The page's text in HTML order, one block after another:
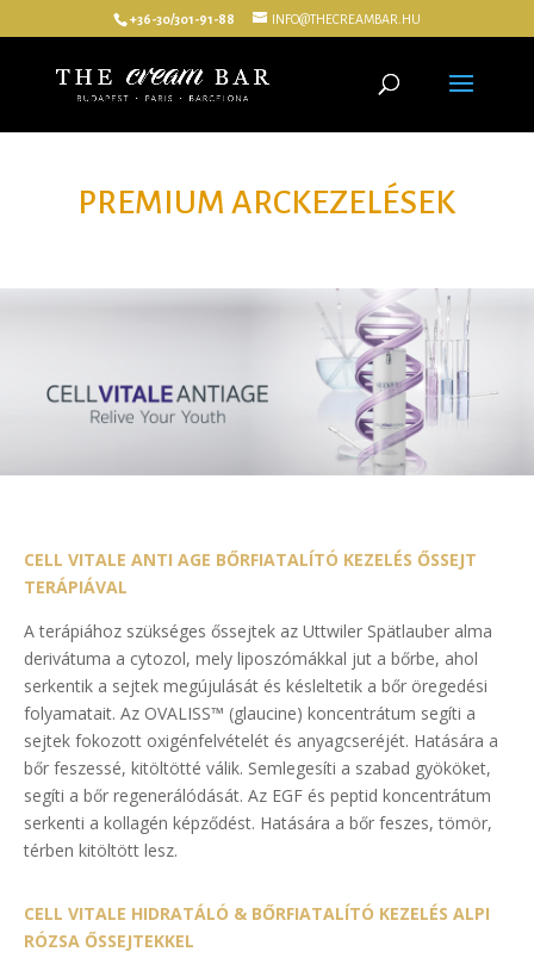
+36-30/301-91-88 INFO@THECREAMBAR.HU
PREMIUM ARCKEZELÉSEK
CELL VITALE ANTI AGE BŐRFIATALÍTÓ KEZELÉS ŐSSEJT
TERÁPIÁVAL
A terápiához szükséges őssejtek az Uttwiler Spätlauber alma
derivátuma a cytozol, mely liposzómákkal jut a bőrbe, ahol
serkentik a sejtek megújulását és késleltetik a bőr öregedési
folyamatait. Az OVALISS™ (glaucine) koncentrátum segíti a
sejtek fokozott oxigénfelvételét és anyagcseréjét. Hatására a
bőr feszessé, kitöltötté válik. Semlegesíti a szabad gyököket,
segíti a bőr regenerálódását. Az EGF és peptid koncentrátum
serkenti a kollagén képződést. Hatására a bőr feszes, tömör,
térben kitöltött lesz.
CELL VITALE HIDRATÁLÓ & BŐRFIATALÍTÓ KEZELÉS ALPI
RÓZSA ŐSSEJTEKKEL